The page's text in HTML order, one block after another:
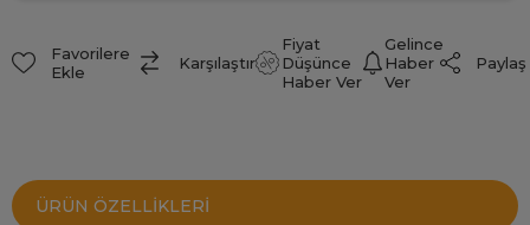
Favorilere
Ekle
Karşılaştır
Fiyat
Düşünce
Haber Ver
Gelince
Haber
Ver
Paylaş
ÜRÜN ÖZELLIKLERI